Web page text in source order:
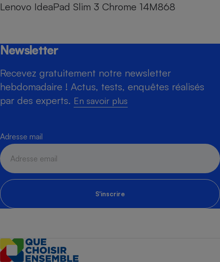
Lenovo IdeaPad Slim 3 Chrome 14M868
Newsletter
Recevez gratuitement notre newsletter
hebdomadaire ! Actus, tests, enquêtes réalisés
par des experts. En savoir plus
Adresse mail
S'inscrire